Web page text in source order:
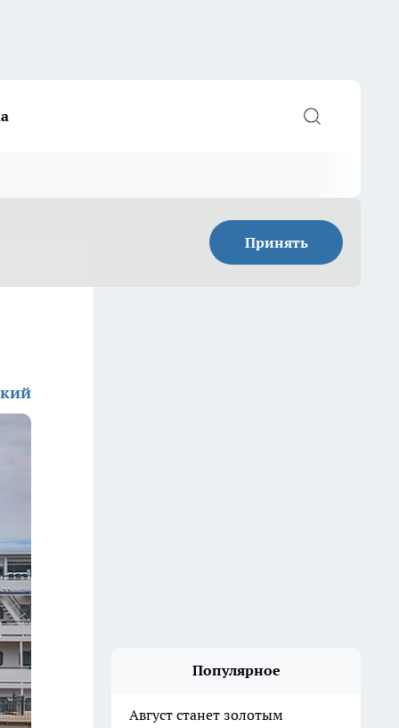
Принять
Популярное
Август станет золотым